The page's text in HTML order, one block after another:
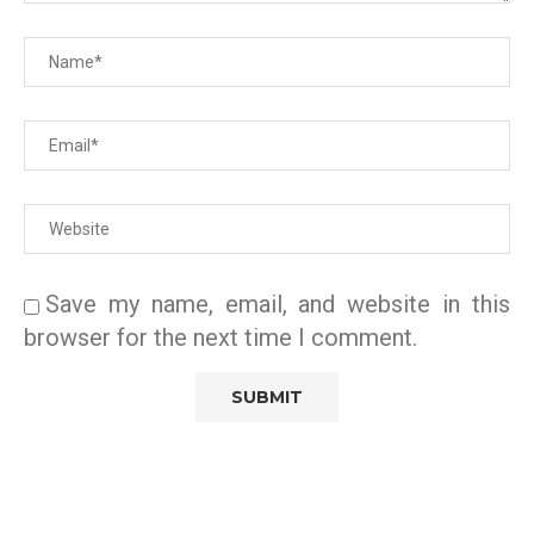
Save my name, email, and website in this
browser for the next time I comment.